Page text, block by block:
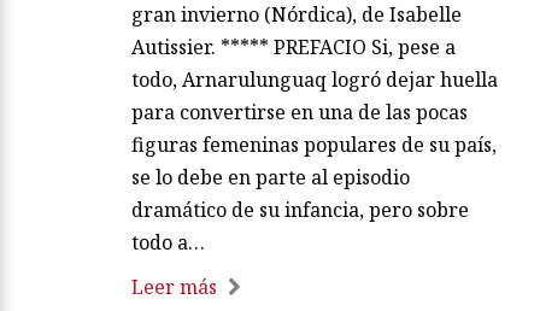
gran invierno (Nórdica), de Isabelle
Autissier. ***** PREFACIO Si, pese a
todo, Arnarulunguaq logró dejar huella
para convertirse en una de las pocas
figuras femeninas populares de su país,
se lo debe en parte al episodio
dramático de su infancia, pero sobre
todo a…
Leer más